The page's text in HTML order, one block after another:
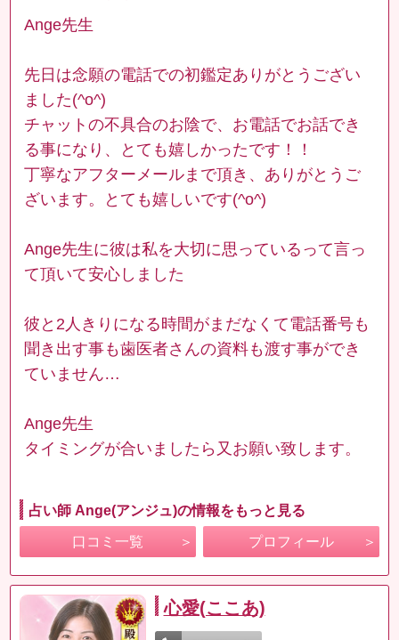
Ange先生
先日は念願の電話での初鑑定ありがとうござい
ました(^o^)
チャットの不具合のお陰で、お電話でお話でき
る事になり、とても嬉しかったです！！
丁寧なアフターメールまで頂き、ありがとうご
ざいます。とても嬉しいです(^o^)
Ange先生に彼は私を大切に思っているって言っ
て頂いて安心しました
彼と2人きりになる時間がまだなくて電話番号も
聞き出す事も歯医者さんの資料も渡す事ができ
ていません…
Ange先生
タイミングが合いましたら又お願い致します。
占い師 Ange(アンジュ)の情報をもっと見る
口コミ一覧 プロフィール
心愛(ここあ)